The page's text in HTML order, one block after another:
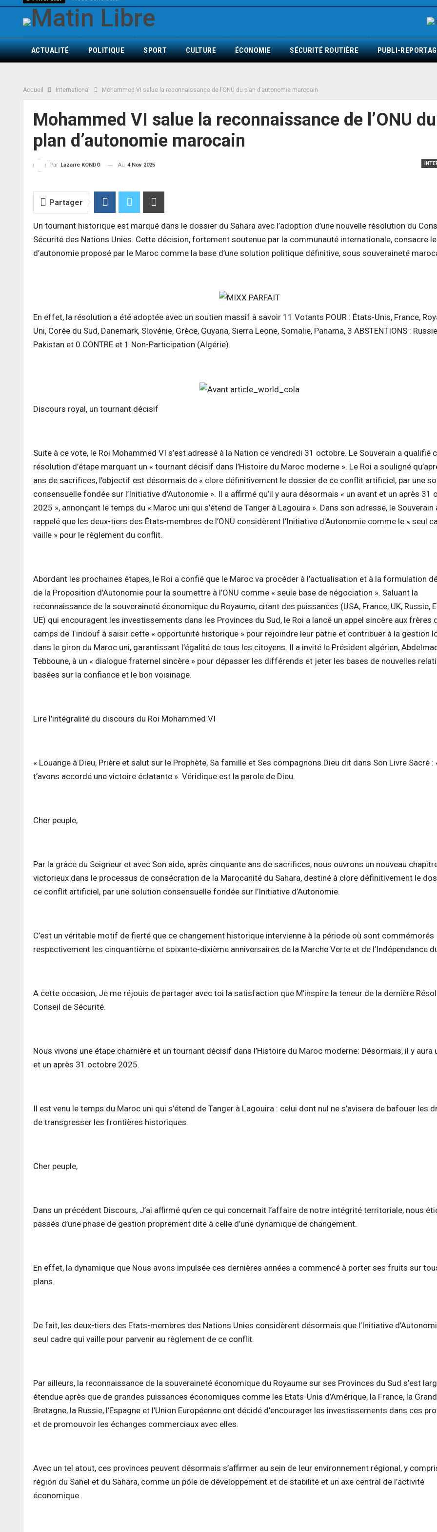
ACTUALITÉ POLITIQUE SPORT CULTURE ÉCONOMIE SÉCURITÉ ROUTIÈRE PUBLI-
Accueil International Mohammed VI salue la reconnaissance de l’ONU du plan d’autonomie marocain
Mohammed VI salue la reconnaissance de l’ONU du
plan d’autonomie marocain
Par Lazarre KONDO Au 4 Nov 2025
Partager
Un tournant historique est marqué dans le dossier du Sahara avec l’adoption d’une nouvelle résolution du
Sécurité des Nations Unies. Cette décision, fortement soutenue par la communauté internationale, consacre
d’autonomie proposé par le Maroc comme la base d’une solution politique définitive, sous souveraineté
En effet, la résolution a été adoptée avec un soutien massif à savoir 11 Votants POUR : États-Unis, France,
Uni, Corée du Sud, Danemark, Slovénie, Grèce, Guyana, Sierra Leone, Somalie, Panama, 3 ABSTENTIONS :
Pakistan et 0 CONTRE et 1 Non-Participation (Algérie).
Discours royal, un tournant décisif
Suite à ce vote, le Roi Mohammed VI s’est adressé à la Nation ce vendredi 31 octobre. Le Souverain a qualifié
résolution d’étape marquant un « tournant décisif dans l’Histoire du Maroc moderne ». Le Roi a souligné
ans de sacrifices, l’objectif est désormais de « clore définitivement le dossier de ce conflit artificiel, par une
consensuelle fondée sur l’Initiative d’Autonomie ». Il a affirmé qu’il y aura désormais « un avant et un après 31
2025 », annonçant le temps du « Maroc uni qui s’étend de Tanger à Lagouira ». Dans son adresse, le Souverain
rappelé que les deux-tiers des États-membres de l’ONU considèrent l’Initiative d’Autonomie comme le « seul
vaille » pour le règlement du conflit.
Abordant les prochaines étapes, le Roi a confié que le Maroc va procéder à l’actualisation et à la formulation
de la Proposition d’Autonomie pour la soumettre à l’ONU comme « seule base de négociation ». Saluant la
reconnaissance de la souveraineté économique du Royaume, citant des puissances (USA, France, UK, Russie,
UE) qui encouragent les investissements dans les Provinces du Sud, le Roi a lancé un appel sincère aux frères
camps de Tindouf à saisir cette « opportunité historique » pour rejoindre leur patrie et contribuer à la gestion
dans le giron du Maroc uni, garantissant l’égalité de tous les citoyens. Il a invité le Président algérien,
Tebboune, à un « dialogue fraternel sincère » pour dépasser les différends et jeter les bases de nouvelles
basées sur la confiance et le bon voisinage.
Lire l’intégralité du discours du Roi Mohammed VI
« Louange à Dieu, Prière et salut sur le Prophète, Sa famille et Ses compagnons.Dieu dit dans Son Livre Sacré :
t’avons accordé une victoire éclatante ». Véridique est la parole de Dieu.
Cher peuple,
Par la grâce du Seigneur et avec Son aide, après cinquante ans de sacrifices, nous ouvrons un nouveau
victorieux dans le processus de consécration de la Marocanité du Sahara, destiné à clore définitivement le
ce conflit artificiel, par une solution consensuelle fondée sur l’Initiative d’Autonomie.
C’est un véritable motif de fierté que ce changement historique intervienne à la période où sont commémorés
respectivement les cinquantième et soixante-dixième anniversaires de la Marche Verte et de l’Indépendance
A cette occasion, Je me réjouis de partager avec toi la satisfaction que M’inspire la teneur de la dernière
Conseil de Sécurité.
Nous vivons une étape charnière et un tournant décisif dans l’Histoire du Maroc moderne: Désormais, il y aura
et un après 31 octobre 2025.
Il est venu le temps du Maroc uni qui s’étend de Tanger à Lagouira : celui dont nul ne s’avisera de bafouer les
de transgresser les frontières historiques.
Cher peuple,
Dans un précédent Discours, J’ai affirmé qu’en ce qui concernait l’affaire de notre intégrité territoriale, nous
passés d’une phase de gestion proprement dite à celle d’une dynamique de changement.
En effet, la dynamique que Nous avons impulsée ces dernières années a commencé à porter ses fruits sur
plans.
De fait, les deux-tiers des Etats-membres des Nations Unies considèrent désormais que l’Initiative
seul cadre qui vaille pour parvenir au règlement de ce conflit.
Par ailleurs, la reconnaissance de la souveraineté économique du Royaume sur ses Provinces du Sud s’est
étendue après que de grandes puissances économiques comme les Etats-Unis d’Amérique, la France, la
Bretagne, la Russie, l’Espagne et l’Union Européenne ont décidé d’encourager les investissements dans ces
et de promouvoir les échanges commerciaux avec elles.
Avec un tel atout, ces provinces peuvent désormais s’affirmer au sein de leur environnement régional, y
région du Sahel et du Sahara, comme un pôle de développement et de stabilité et un axe central de l’activité
économique.